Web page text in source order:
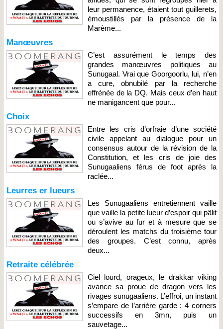
leur permanence, étaient tout guillerets,
émoustillés par la présence de la
Marème...
Manœuvres
C’est assurément le temps des
grandes manœuvres politiques au
Sunugaal. Vrai que Goorgoorlu, lui, n’en
a cure, obnubilé par la recherche
effrénée de la DQ. Mais ceux d’en haut
ne manigancent que pour...
Choix
Entre les cris d’orfraie d’une société
civile appelant au dialogue pour un
consensus autour de la révision de la
Constitution, et les cris de joie des
Sunugaaliens férus de foot après la
raclée...
Leurres er lueurs
Les Sunugaaliens entretiennent vaille
que vaille la petite lueur d’espoir qui pâlit
ou s’avive au fur et à mesure que se
déroulent les matchs du troisième tour
des groupes. C’est connu, après
deux...
Retraite célébrée
Ciel lourd, orageux, le drakkar viking
avance sa proue de dragon vers les
rivages sunugaaliens. L’effroi, un instant
s’empare de l’arrière garde : 4 corners
successifs en 3mn, puis un
sauvetage...